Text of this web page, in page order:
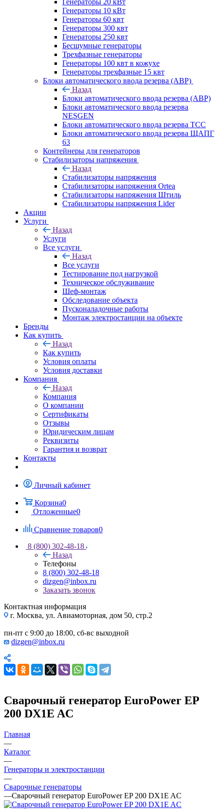
Генераторы 20 кВт
Генераторы 10 кВт
Генераторы 60 квт
Генераторы 300 квт
Генераторы 250 квт
Бесшумные генераторы
Трехфазные генераторы
Генераторы 100 квт в кожухе
Генераторы трехфазные 15 квт
Блоки автоматического ввода резерва (АВР)
Назад
Блоки автоматического ввода резерва (АВР)
Блоки автоматического ввода резерва
NESGEN
Блоки автоматического ввода резерва ТСС
Блоки автоматического ввода резерва ЩАПГ
63
Контейнеры для генераторов
Стабилизаторы напряжения
Назад
Стабилизаторы напряжения
Стабилизаторы напряжения Ortea
Стабилизаторы напряжения Штиль
Стабилизаторы напряжения Lider
Акции
Услуги
Назад
Услуги
Все услуги
Назад
Все услуги
Тестирование под нагрузкой
Техническое обслуживание
Шеф-монтаж
Обследование объекта
Пусконаладочные работы
Монтаж электростанции на объекте
Бренды
Как купить
Назад
Как купить
Условия оплаты
Условия доставки
Компания
Назад
Компания
О компании
Сертификаты
Отзывы
Юридическим лицам
Реквизиты
Гарантия и возврат
Контакты
Личный кабинет
Корзина0
Отложенные0
Сравнение товаров0
8 (800) 302-48-18
Назад
Телефоны
8 (800) 302-48-18
dizgen@inbox.ru
Заказать звонок
Контактная информация
г. Москва, ул. Авиамоторная, дом 50, стр.2
пн-пт с 9:00 до 18:00, сб-вс выходной
dizgen@inbox.ru
Сварочный генератор EuroPower EP
200 DX1E AC
Главная
—
Каталог
—
Генераторы и электростанции
—
Сварочные генераторы
—Сварочный генератор EuroPower EP 200 DX1E AC